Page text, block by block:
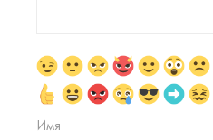
Имя